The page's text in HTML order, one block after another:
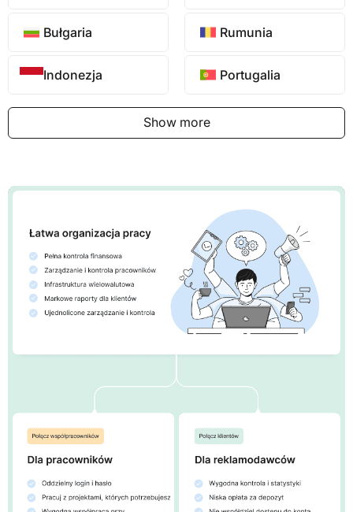
Bułgaria Rumunia
Indonezja Portugalia
Show more